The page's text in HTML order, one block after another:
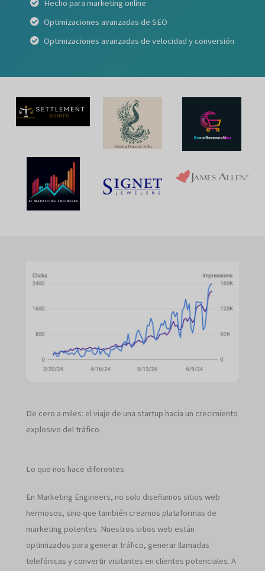
Hecho para marketing online
Optimizaciones avanzadas de SEO
Optimizaciones avanzadas de velocidad y conversión
De cero a miles: el viaje de una startup hacia un crecimiento
explosivo del tráfico
Lo que nos hace diferentes
En Marketing Engineers, no solo diseñamos sitios web
hermosos, sino que también creamos plataformas de
marketing potentes. Nuestros sitios web están
optimizados para generar tráfico, generar llamadas
telefónicas y convertir visitantes en clientes potenciales. A